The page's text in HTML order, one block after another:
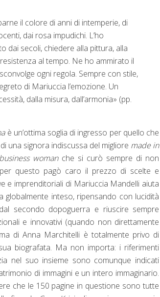
il colore di anni di intemperie, di
dai rosa impudichi. L’ho
dai secoli, chiedere alla pittura, alla
al tempo. Ne ho ammirato il
ogni regola. Sempre con stile,
di Mariuccia l’emozione. Un
dalla misura, dall’armonia» (pp.
è un’ottima soglia di ingresso per quello che
una signora indiscussa del migliore made in
business womanche si curò sempre di non
questo pagò caro il prezzo di scelte e
e imprenditoriali di Mariuccia Mandelli aiuta
inteso, ripensando con lucidità
secondo dopoguerra e riuscire sempre
e innovativi (quando non direttamente
di Anna Marchitelli è totalmente privo di
biografata. Ma non importa: i riferimenti
nel suo insieme sono comunque indicati
di immagini e un intero immaginario.
che le 150 pagine in questione sono tutte